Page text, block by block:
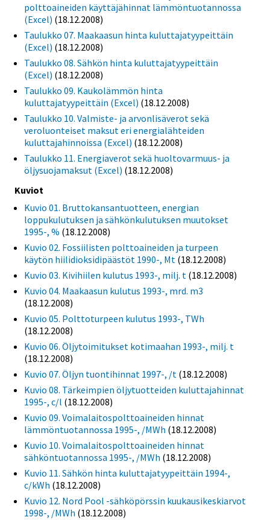
polttoaineiden käyttäjähinnat lämmöntuotannossa
(Excel) (18.12.2008)
Taulukko 07. Maakaasun hinta kuluttajatyypeittäin
(Excel) (18.12.2008)
Taulukko 08. Sähkön hinta kuluttajatyypeittäin
(Excel) (18.12.2008)
Taulukko 09. Kaukolämmön hinta
kuluttajatyypeittäin (Excel) (18.12.2008)
Taulukko 10. Valmiste- ja arvonlisäverot sekä
veroluonteiset maksut eri energialähteiden
kuluttajahinnoissa (Excel) (18.12.2008)
Taulukko 11. Energiaverot sekä huoltovarmuus- ja
öljysuojamaksut (Excel) (18.12.2008)
Kuviot
Kuvio 01. Bruttokansantuotteen, energian
loppukulutuksen ja sähkönkulutuksen muutokset
1995-, % (18.12.2008)
Kuvio 02. Fossiilisten polttoaineiden ja turpeen
käytön hiilidioksidipäästöt 1990-, Mt (18.12.2008)
Kuvio 03. Kivihiilen kulutus 1993-, milj. t (18.12.2008)
Kuvio 04. Maakaasun kulutus 1993-, mrd. m3
(18.12.2008)
Kuvio 05. Polttoturpeen kulutus 1993-, TWh
(18.12.2008)
Kuvio 06. Öljytoimitukset kotimaahan 1993-, milj. t
(18.12.2008)
Kuvio 07. Öljyn tuontihinnat 1997-, /t (18.12.2008)
Kuvio 08. Tärkeimpien öljytuotteiden kuluttajahinnat
1995-, c/l (18.12.2008)
Kuvio 09. Voimalaitospolttoaineiden hinnat
lämmöntuotannossa 1995-, /MWh (18.12.2008)
Kuvio 10. Voimalaitospolttoaineiden hinnat
sähköntuotannossa 1995-, /MWh (18.12.2008)
Kuvio 11. Sähkön hinta kuluttajatyypeittäin 1994-,
c/kWh (18.12.2008)
Kuvio 12. Nord Pool -sähköpörssin kuukausikeskiarvot
1998-, /MWh (18.12.2008)